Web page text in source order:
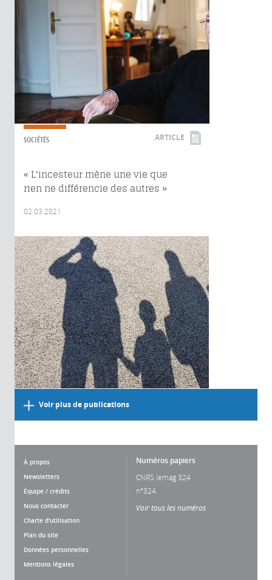
SOCIÉTÉS ARTICLE
« L'incesteur mène une vie que
rien ne différencie des autres »
02.03.2021
Voir plus de publications
À propos
Newsletters
Équipe / crédits
Nous contacter
Charte d'utilisation
Plan du site
Données personnelles
Mentions légales
Numéros papiers
CNRS lemag 324
n°324
Voir tous les numéros